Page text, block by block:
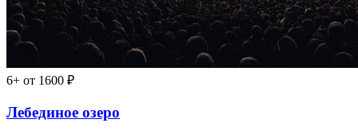
6+ от 1600 ₽
Лебединое озеро